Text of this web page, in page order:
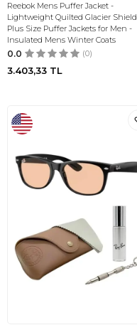
Reebok Mens Puffer Jacket -
Lightweight Quilted Glacier Shield
Plus Size Puffer Jackets for Men -
Insulated Mens Winter Coats
0.0 (0)
3.403,33 TL